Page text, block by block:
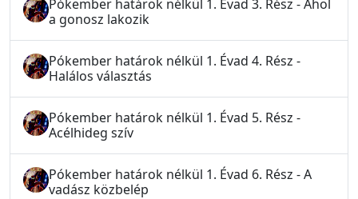
Pókember határok nélkül 1. Évad 3. Rész - Ahol
a gonosz lakozik
Pókember határok nélkül 1. Évad 4. Rész -
Halálos választás
Pókember határok nélkül 1. Évad 5. Rész -
Acélhideg szív
Pókember határok nélkül 1. Évad 6. Rész - A
vadász közbelép